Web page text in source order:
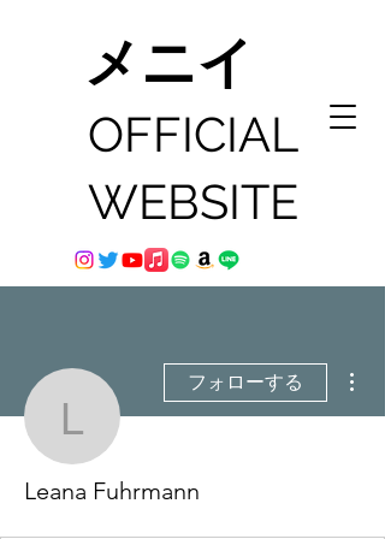
メニイ
OFFICIAL
WEBSITE
Leana Fuhrmann
フォローする
Leana Fuhrmann